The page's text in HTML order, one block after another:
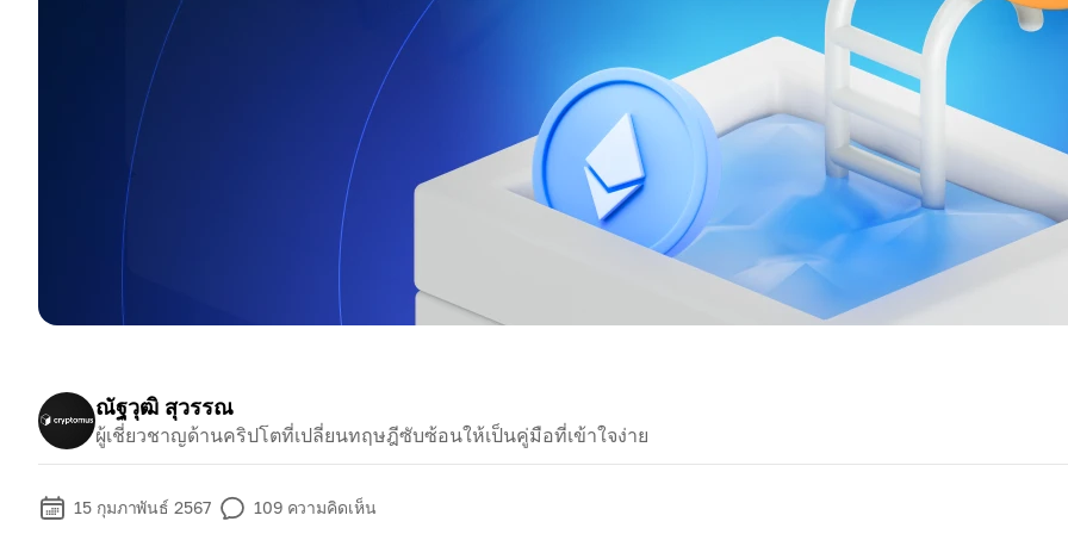
ณัฐวุฒิ สุวรรณ
ผู้เชี่ยวชาญด้านคริปโตที่เปลี่ยนทฤษฎีซับซ้อนให้เป็นคู่มือที่เข้าใจง่าย
15 กุมภาพันธ์ 2567 109 ความคิดเห็น